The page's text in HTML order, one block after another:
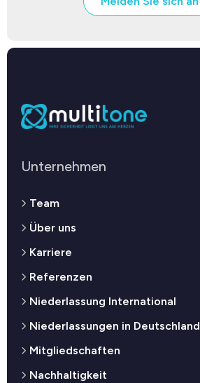
Unternehmen
Team
Über uns
Karriere
Referenzen
Niederlassung International
Niederlassungen in Deutschland
Mitgliedschaften
Nachhaltigkeit